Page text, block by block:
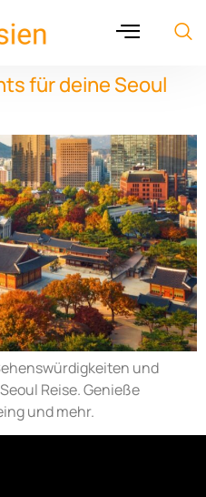
für deine Seoul
und
Reise. Genieße
und mehr.